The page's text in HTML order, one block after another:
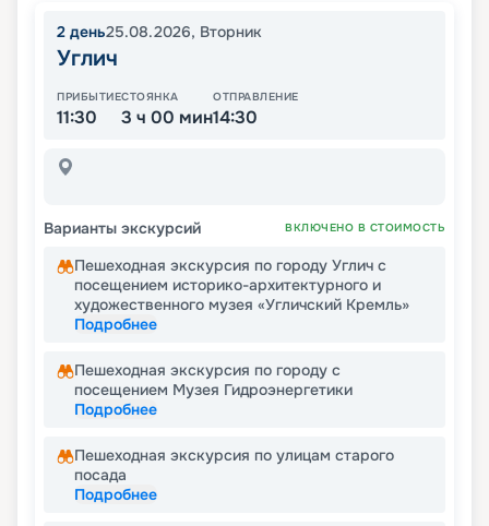
2 день25.08.2026, Вторник
Углич
ПРИБЫТИЕ
11:30
СТОЯНКА
3 ч 00 мин
ОТПРАВЛЕНИЕ
14:30
Варианты экскурсий ВКЛЮЧЕНО В СТОИМОСТЬ
Пешеходная экскурсия по городу Углич с
посещением историко-архитектурного и
художественного музея «Угличский Кремль»
Подробнее
Пешеходная экскурсия по городу с
посещением Музея Гидроэнергетики
Подробнее
Пешеходная экскурсия по улицам старого
посада
Подробнее